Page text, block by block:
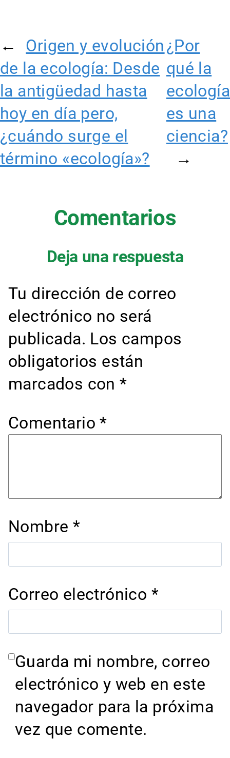
←
Origen y evolución
de la ecología: Desde
la antigüedad hasta
hoy en día pero,
¿cuándo surge el
término «ecología»?
¿Por
qué la
ecología
es una
ciencia?
→
Comentarios
Deja una respuesta
Tu dirección de correo
electrónico no será
publicada. Los campos
obligatorios están
marcados con*
Comentario*
Nombre *
Correo electrónico *
Guarda mi nombre, correo
electrónico y web en este
navegador para la próxima
vez que comente.